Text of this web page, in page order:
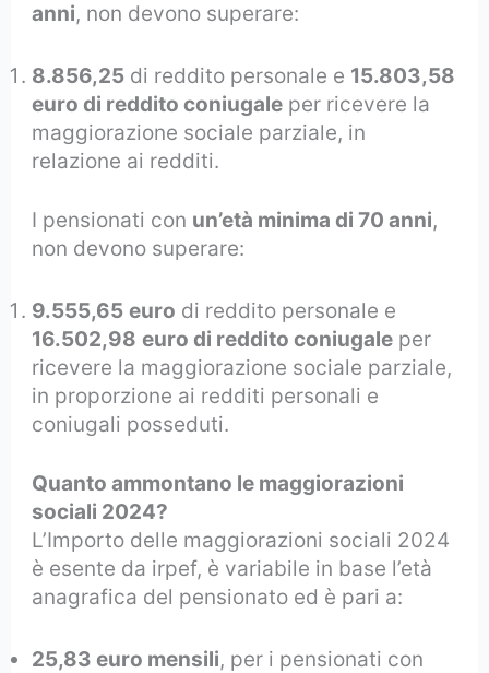
anni, non devono superare:
8.856,25 di reddito personale e 15.803,58
euro di reddito coniugale per ricevere la
maggiorazione sociale parziale, in
relazione ai redditi.
I pensionati con un’età minima di 70 anni,
non devono superare:
9.555,65 euro di reddito personale e
16.502,98 euro di reddito coniugale per
ricevere la maggiorazione sociale parziale,
in proporzione ai redditi personali e
coniugali posseduti.
Quanto ammontano le maggiorazioni
sociali 2024?
L’Importo delle maggiorazioni sociali 2024
è esente da irpef, è variabile in base l’età
anagrafica del pensionato ed è pari a:
25,83 euro mensili, per i pensionati con